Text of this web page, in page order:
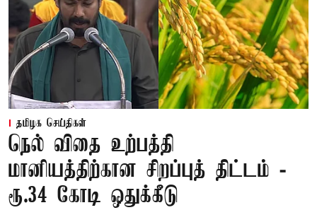
தமிழக செய்திகள்
நெல் விதை உற்பத்தி
மானியத்திற்கான சிறப்புத் திட்டம் -
ரூ.34 கோடி ஒதுக்கீடு